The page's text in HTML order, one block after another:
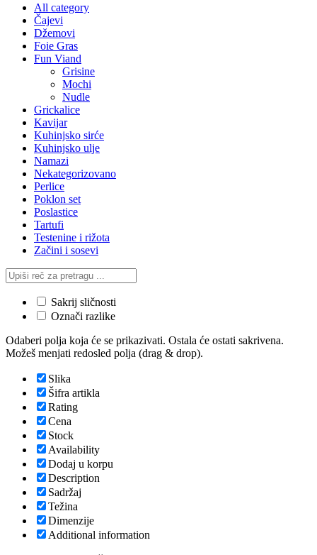
All category
Čajevi
Džemovi
Foie Gras
Fun Viand
Grisine
Mochi
Nudle
Grickalice
Kavijar
Kuhinjsko sirće
Kuhinjsko ulje
Namazi
Nekategorizovano
Perlice
Poklon set
Poslastice
Tartufi
Testenine i rižota
Začini i sosevi
Sakrij sličnosti
Označi razlike
Odaberi polja koja će se prikazivati. Ostala će ostati sakrivena.
Možeš menjati redosled polja (drag & drop).
Slika
Šifra artikla
Rating
Cena
Stock
Availability
Dodaj u korpu
Description
Sadržaj
Težina
Dimenzije
Additional information